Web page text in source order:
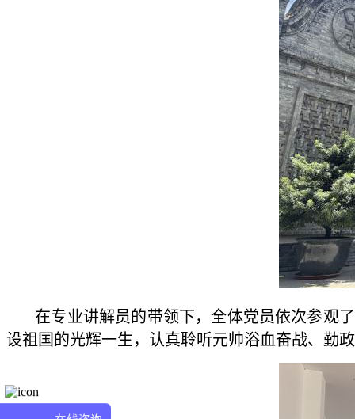
在专业讲解员的带领下，全体党员依次参观了
设祖国的光辉一生，认真聆听元帅浴血奋战、勤